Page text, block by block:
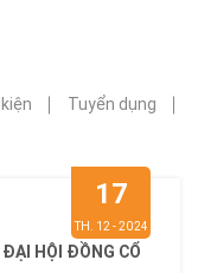
Tuyển dụng
17
TH. 12 - 2024
HỘI ĐỒNG CỔ